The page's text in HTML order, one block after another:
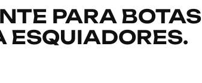
PARA BOTAS
ESQUIADORES.